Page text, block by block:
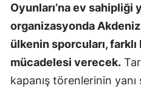
Oyunları’na ev sahipliği
organizasyonda
ülkenin sporcuları,
mücadelesi verecek.
kapanış törenlerinin